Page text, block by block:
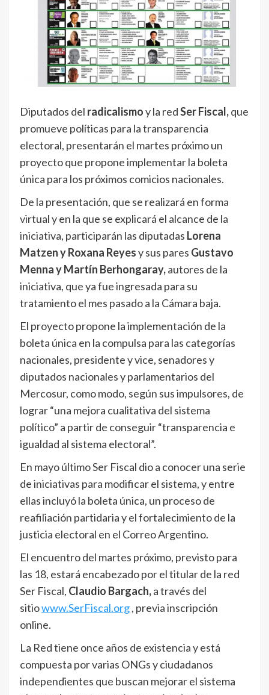
Diputados del radicalismoy la redSer Fiscal,que
promueve políticas para la transparencia
electoral, presentarán el martes próximo un
proyecto que propone implementar la boleta
única para los próximos comicios nacionales.
De la presentación, que se realizará en forma
virtual y en la que se explicará el alcance de la
iniciativa, participarán las diputadas Lorena
Matzen y Roxana Reyesy sus pares Gustavo
Menna y Martín Berhongaray,autores de la
iniciativa, que ya fue ingresada para su
tratamiento el mes pasado a la Cámara baja.
El proyecto propone la implementación de la
boleta única en la compulsa para las categorías
nacionales, presidente y vice, senadores y
diputados nacionales y parlamentarios del
Mercosur, como modo, según sus impulsores, de
lograr “una mejora cualitativa del sistema
político” a partir de conseguir “transparencia e
igualdad al sistema electoral”.
En mayo último Ser Fiscal dio a conocer una serie
de iniciativas para modificar el sistema, y entre
ellas incluyó la boleta única, un proceso de
reafiliación partidaria y el fortalecimiento de la
justicia electoral en el Correo Argentino.
El encuentro del martes próximo, previsto para
las 18, estará encabezado por el titular de la red
Ser Fiscal, Claudio Bargach,a través del
sitiowww.SerFiscal.org, previa inscripción
online.
La Red tiene once años de existencia y está
compuesta por varias ONGs y ciudadanos
independientes que buscan mejorar el sistema